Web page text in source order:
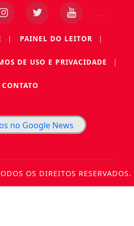
| PAINEL DO LEITOR |
DE USO E PRIVACIDADE |
CONTATO
OS DIREITOS RESERVADOS.